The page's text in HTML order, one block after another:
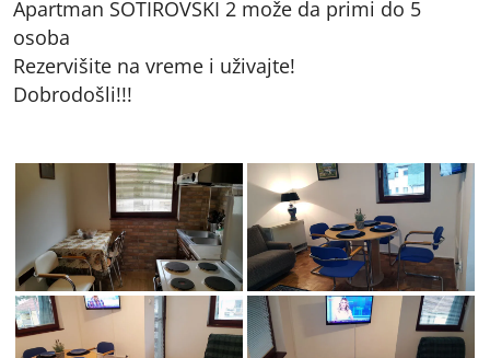
Apartman SOTIROVSKI 2 može da primi do 5
osoba
Rezervišite na vreme i uživajte!
Dobrodošli!!!
6 1